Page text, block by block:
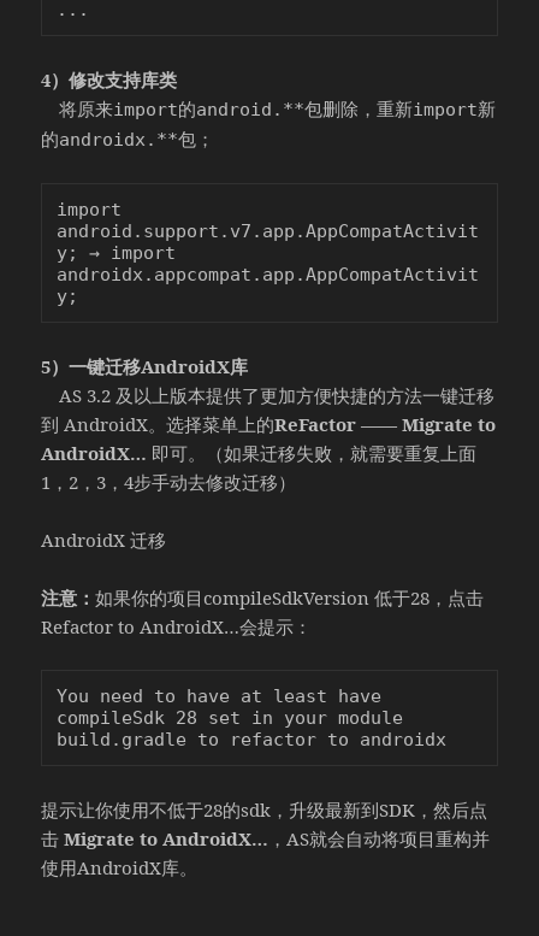
4）修改支持库类
将原来import的android.**包删除，重新import新
的androidx.**包；
import
android.support.v7.app.AppCompatActivit
y; → import
androidx.appcompat.app.AppCompatActivit
5）一键迁移AndroidX库
AS 3.2 及以上版本提供了更加方便快捷的方法一键迁移
到 AndroidX。选择菜单上的ReFactor —— Migrate to
AndroidX… 即可。（如果迁移失败，就需要重复上面
1，2，3，4步手动去修改迁移）
AndroidX 迁移
注意：如果你的项目compileSdkVersion 低于28，点击
Refactor to AndroidX…会提示：
You need to have at least have
compileSdk 28 set in your module
提示让你使用不低于28的sdk，升级最新到SDK，然后点
击Migrate to AndroidX… ，AS就会自动将项目重构并
使用AndroidX库。